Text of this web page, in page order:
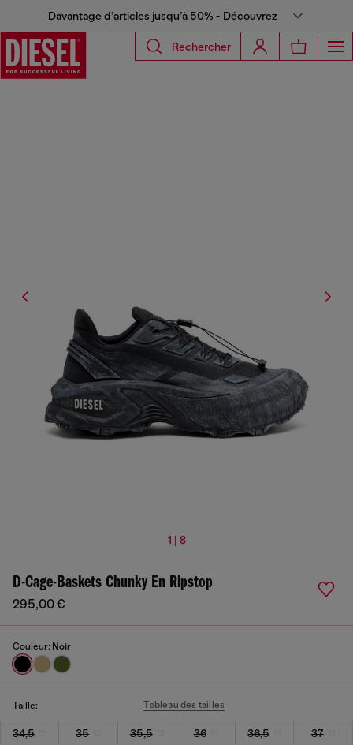
Davantage d’articles jusqu’à 50% - Découvrez
Rechercher
1 | 8
D-Cage-Baskets Chunky En Ripstop
295,00 €
Couleur: Noir
Taille: Tableau des tailles
34,5 35 35,5 36 36,5
37